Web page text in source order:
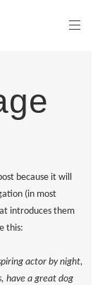
because it will
(in most
introduces them
this:
actor by night,
have a great dog